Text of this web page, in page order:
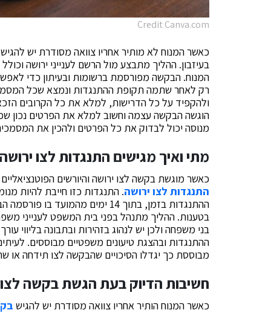
Credit Canva.com
כאשר המנוח לא מותיר אחריו צוואה מסודרת יש
בעיזבון. ההליך מתבצע מול הרשם לענייני ירושה
המנוח. הבקשה מפורסמת ברשומות ובעיתון כדי
רק לאחר שתמה תקופת ההתנגדות ונמצא שכל
ולהקפיד על כל הדרישות, למלא את כל הקרובים
הוגשה הבקשה עצמה וחשוב למלא את הפרטים נכון
מנוסה יכול לבדוק את כל הפרטים ולהכין את
מתי ואיך מגישים התנגדות לצו ירושה
כאשר מוגשת בקשה לצו ירושה והיורשים
התנגדות לצו ירושה. התנגדות כזו חייבת להיות
ההתנגדות בזמן, בתוך 14 ימים
בטענות. ההליך מתנהל בפני בית המשפט לענייני
בני משפחה ולכן יש לנהוג בזהירות ובתבונה בליווי
ההתנגדות ובהצגת טיעונים משפטיים מבוססים.
מבוססת כך יגדלו הסיכויים שהבקשה לצו תידחה או
חשיבות הדיוק בעת הגשת בקשה לצו
כאשר המנוח הותיר אחריו צוואה מסודרת יש להגיש